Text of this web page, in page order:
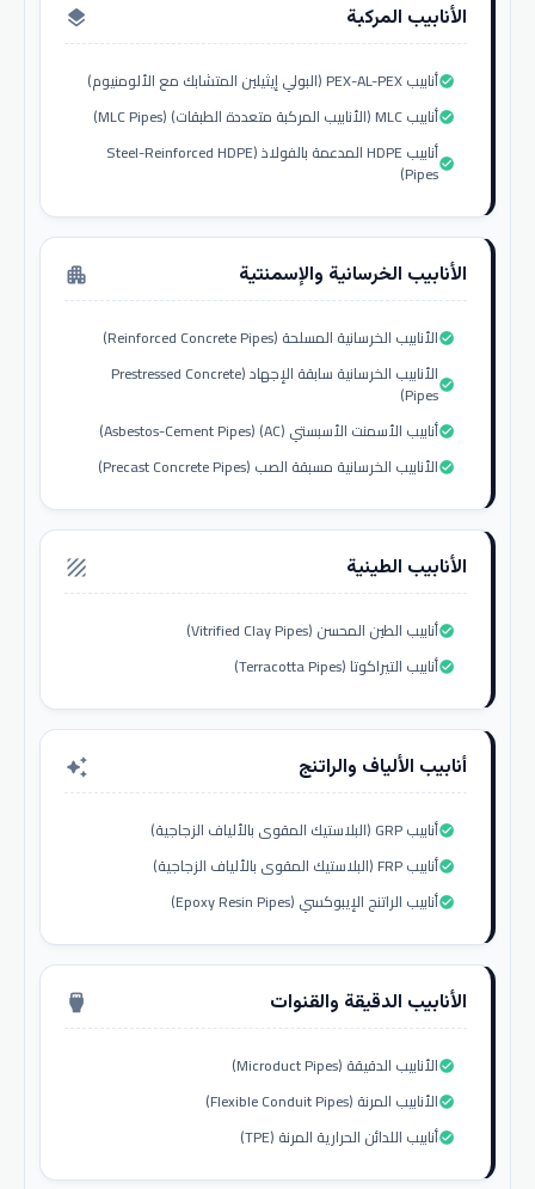
الأنابيب المركبة layers
أنابيب PEX-AL-PEX (البولي إيثيلين المتشابك مع الألومنيوم)check_circle
أنابيب MLC (الأنابيب المركبة متعددة الطبقات) (MLC Pipes)check_circle
أنابيب HDPE المدعمة بالفولاذ (Steel-Reinforced HDPE
Pipes)check_circle
الأنابيب الخرسانية والإسمنتية apartment
الأنابيب الخرسانية المسلحة (Reinforced Concrete Pipes)check_circle
الأنابيب الخرسانية سابقة الإجهاد (Prestressed Concrete
Pipes)check_circle
أنابيب الأسمنت الأسبستي (AC) (Asbestos-Cement Pipes)check_circle
الأنابيب الخرسانية مسبقة الصب (Precast Concrete Pipes)check_circle
الأنابيب الطينية texture
أنابيب الطين المحسن (Vitrified Clay Pipes)check_circle
أنابيب التيراكوتا (Terracotta Pipes)check_circle
أنابيب الألياف والراتنج auto_awesome
أنابيب GRP (البلاستيك المقوى بالألياف الزجاجية)check_circle
أنابيب FRP (البلاستيك المقوى بالألياف الزجاجية)check_circle
أنابيب الراتنج الإيبوكسي (Epoxy Resin Pipes)check_circle
الأنابيب الدقيقة والقنوات settings_input_hdmi
الأنابيب الدقيقة (Microduct Pipes)check_circle
الأنابيب المرنة (Flexible Conduit Pipes)check_circle
أنابيب اللدائن الحرارية المرنة (TPE)check_circle